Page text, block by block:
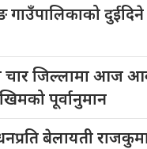
गाउँपालिकाको
चार जिल्लामा आज
पूर्वानुमान
बेलायती